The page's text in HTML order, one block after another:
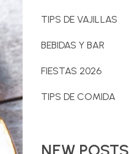
TIPS DE VAJILLAS
BEBIDAS Y BAR
FIESTAS 2026
TIPS DE COMIDA
NEW POSTS